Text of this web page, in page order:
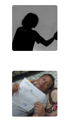
WN
BALI
WN
WN
KALTENG